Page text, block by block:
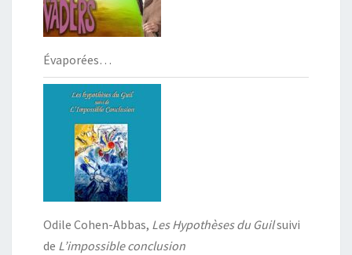
Évaporées…
Odile Cohen-Abbas, Les Hypothèses du Guilsuivi
de L’impossible conclusion